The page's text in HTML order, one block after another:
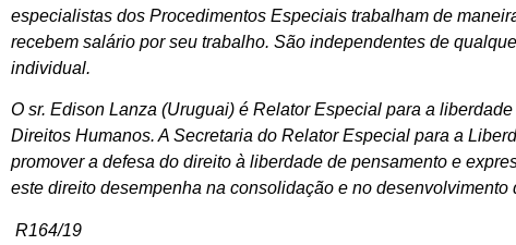
especialistas dos Procedimentos Especiais trabalham de
recebem salário por seu trabalho. São independentes de
individual.
O sr. Edison Lanza (Uruguai) é Relator Especial para a
Direitos Humanos. A Secretaria do Relator Especial para a
promover a defesa do direito à liberdade de pensamento e
este direito desempenha na consolidação e no desenvolvimento
R164/19